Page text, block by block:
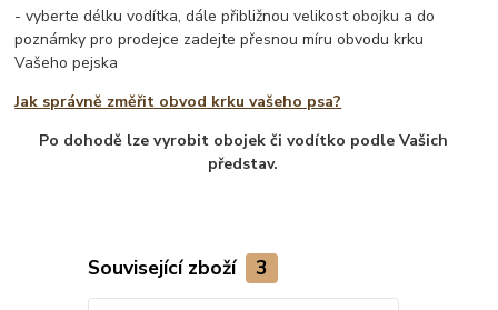
- vyberte délku vodítka, dále přibližnou velikost obojku a do
poznámky pro prodejce zadejte přesnou míru obvodu krku
Vašeho pejska
Jak správně změřit obvod krku vašeho psa?
Po dohodě lze vyrobit obojek či vodítko podle Vašich
představ.
Související zboží 3